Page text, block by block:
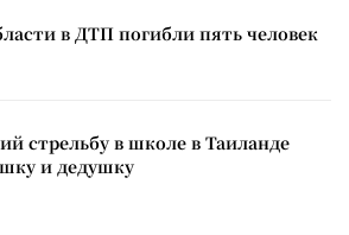
в ДТП погибли пять человек
стрельбу в школе в Таиланде
и дедушку